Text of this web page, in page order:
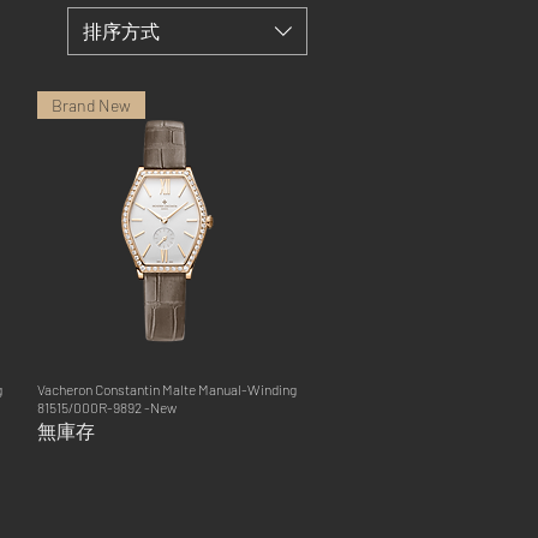
排序方式
快速瀏覽
Brand New
Vacheron Constantin Malte Manual-Winding
81515/000R-9892 -New
無庫存